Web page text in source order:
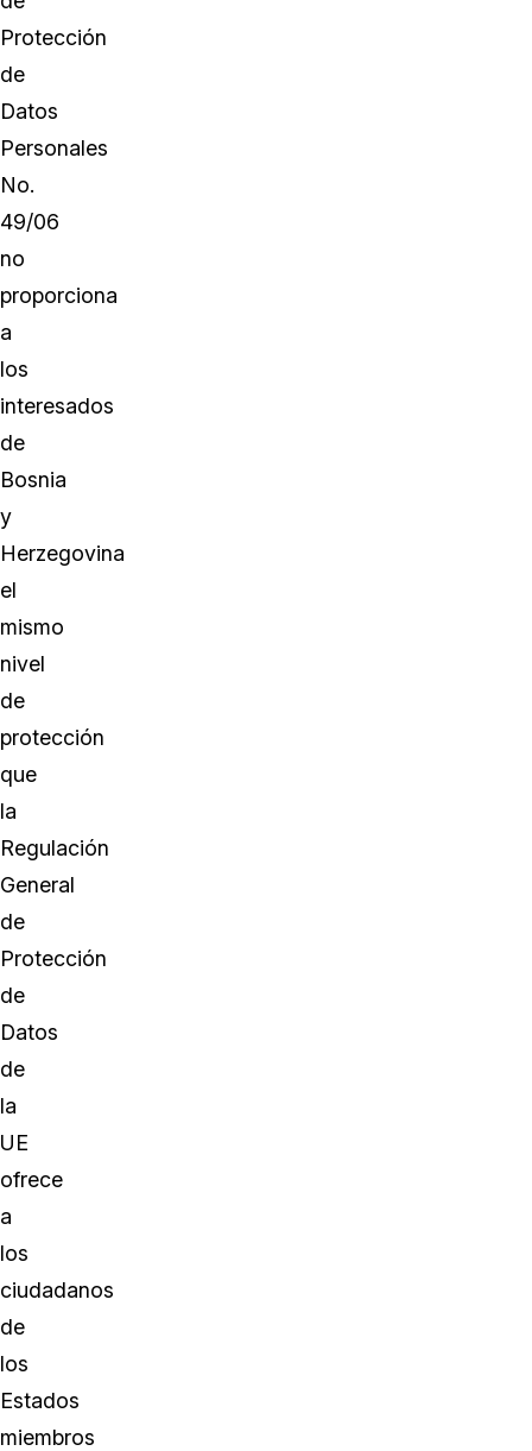
Protección
de
Datos
Personales
No.
49/06
no
proporciona
a
los
interesados
de
Bosnia
y
Herzegovina
el
mismo
nivel
de
protección
que
la
Regulación
General
de
Protección
de
Datos
de
la
UE
ofrece
a
los
ciudadanos
de
los
Estados
miembros